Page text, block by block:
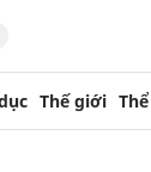
Thế giới